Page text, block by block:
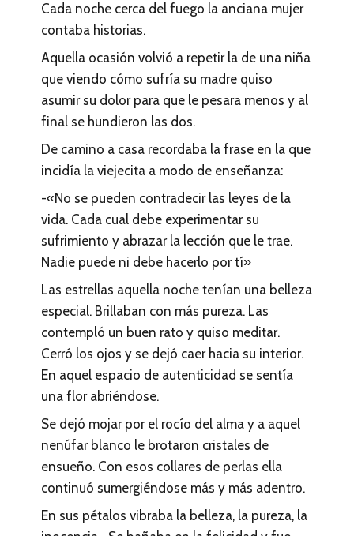
Cada noche cerca del fuego la anciana mujer
contaba historias.
Aquella ocasión volvió a repetir la de una niña
que viendo cómo sufría su madre quiso
asumir su dolor para que le pesara menos y al
final se hundieron las dos.
De camino a casa recordaba la frase en la que
incidía la viejecita a modo de enseñanza:
-«No se pueden contradecir las leyes de la
vida. Cada cual debe experimentar su
sufrimiento y abrazar la lección que le trae.
Nadie puede ni debe hacerlo por tí»
Las estrellas aquella noche tenían una belleza
especial. Brillaban con más pureza. Las
contempló un buen rato y quiso meditar.
Cerró los ojos y se dejó caer hacia su interior.
En aquel espacio de autenticidad se sentía
una flor abriéndose.
Se dejó mojar por el rocío del alma y a aquel
nenúfar blanco le brotaron cristales de
ensueño. Con esos collares de perlas ella
continuó sumergiéndose más y más adentro.
En sus pétalos vibraba la belleza, la pureza, la